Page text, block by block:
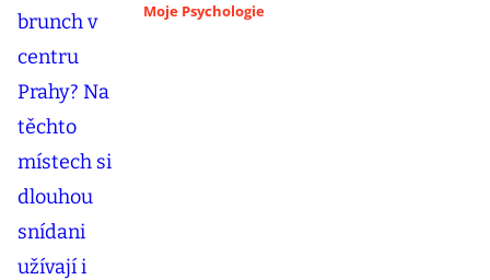
Moje Psychologie